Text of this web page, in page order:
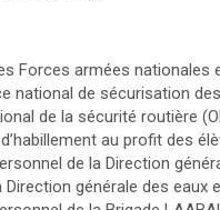
Forces armées
national de sécurisation
de la sécurité routière
au profit des
de la Direction
générale des eaux